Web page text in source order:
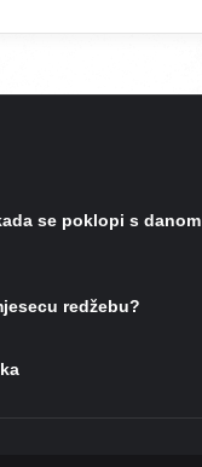
se poklopi s danom
redžebu?